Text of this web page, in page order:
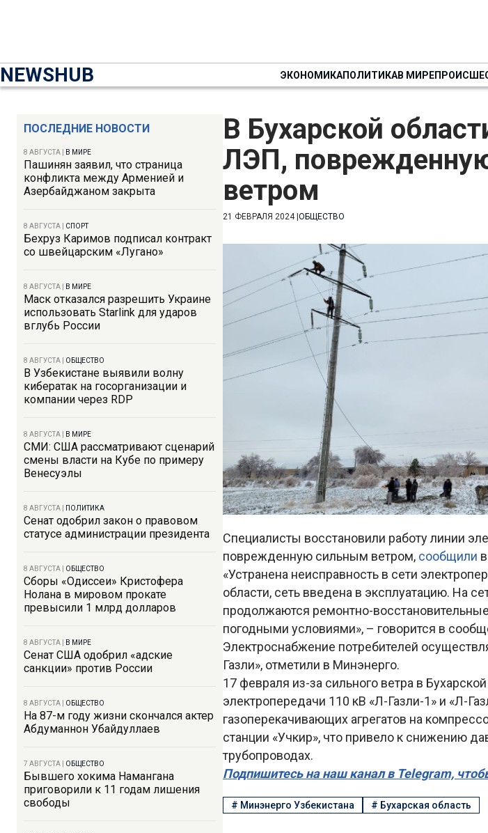
NEWSHUB ЭКОНОМИКАПОЛИТИКАВ МИРЕ
ПОСЛЕДНИЕ НОВОСТИ
8 АВГУСТА В МИРЕ
Пашинян заявил, что страница
конфликта между Арменией и
Азербайджаном закрыта
8 АВГУСТА СПОРТ
Бехруз Каримов подписал контракт
со швейцарским «Лугано»
8 АВГУСТА В МИРЕ
Маск отказался разрешить Украине
использовать Starlink для ударов
вглубь России
8 АВГУСТА ОБЩЕСТВО
В Узбекистане выявили волну
кибератак на госорганизации и
компании через RDP
8 АВГУСТА В МИРЕ
СМИ: США рассматривают сценарий
смены власти на Кубе по примеру
Венесуэлы
8 АВГУСТА ПОЛИТИКА
Сенат одобрил закон о правовом
статусе администрации президента
8 АВГУСТА ОБЩЕСТВО
Сборы «Одиссеи» Кристофера
Нолана в мировом прокате
превысили 1 млрд долларов
8 АВГУСТА В МИРЕ
Сенат США одобрил «адские
санкции» против России
8 АВГУСТА ОБЩЕСТВО
На 87-м году жизни скончался актер
Абдуманнон Убайдуллаев
7 АВГУСТА ОБЩЕСТВО
Бывшего хокима Намангана
приговорили к 11 годам лишения
свободы
В Бухарской
ЛЭП,
ветром
21 ФЕВРАЛЯ 2024| ОБЩЕСТВО
Специалисты восстановили работу линии
поврежденную сильным ветром, сообщили
«Устранена неисправность в сети
области, сеть введена в эксплуатацию. На
продолжаются ремонтно-
погодными условиями», – говорится в
Электроснабжение потребителей
Газли», отметили в Минэнерго.
17 февраля из-за сильного ветра в
электропередачи 110 кВ «Л-Газли-1» и «Л-
газоперекачивающих агрегатов на
станции «Учкир», что привело к снижению
трубопроводах.
Подпишитесь на наш канал в Telegram,
# Минэнерго Узбекистана # Бухарская область